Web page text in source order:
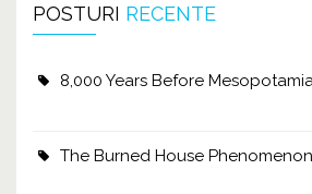
POSTURI RECENTE
8,000 Years Before
The Burned House Phenomenon